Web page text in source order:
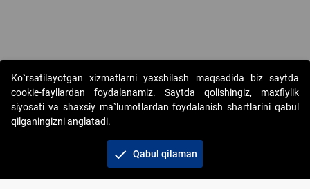
Copyright © 2017-2026. "Elektron onlayn-auksionlarni
tashkil etish" AJ. Barcha huquqlar himoyalangan
Ko`rsatilayotgan xizmatlarni yaxshilash maqsadida biz saytda
cookie-fayllardan foydalanamiz. Saytda qolishingiz, maxfiylik
siyosati va shaxsiy ma`lumotlardan foydalanish shartlarini qabul
qilganingizni anglatadi.
check Qabul qilaman